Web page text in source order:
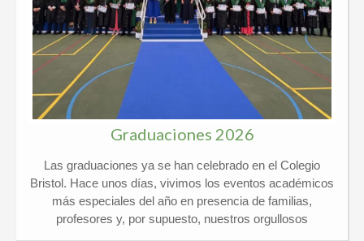
Graduaciones 2026
Las graduaciones ya se han celebrado en el Colegio
Bristol. Hace unos días, vivimos los eventos académicos
más especiales del año en presencia de familias,
profesores y, por supuesto, nuestros orgullosos